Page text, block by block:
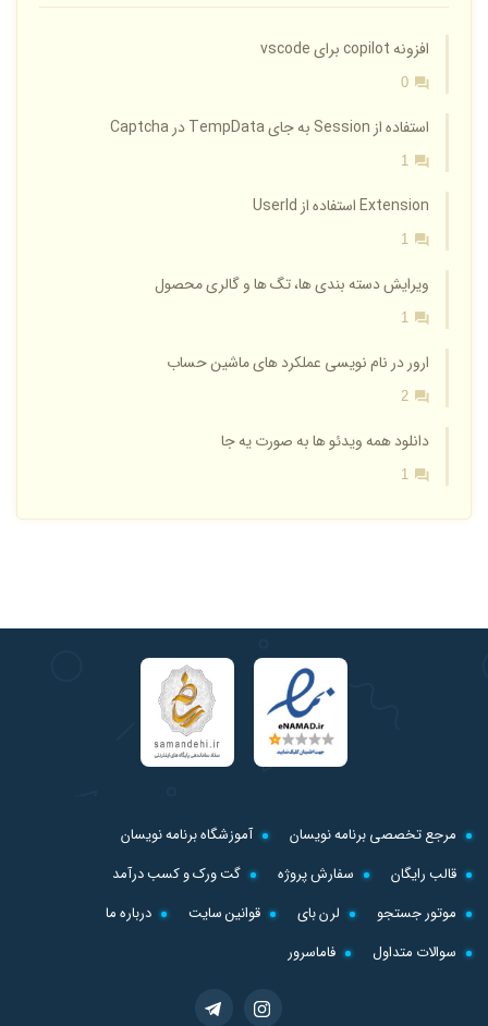
افزونه copilot برای vscode
0
استفاده از Session به جای TempData در Captcha
1
Extension استفاده از UserId
1
ویرایش دسته بندی ها، تگ ها و گالری محصول
1
ارور در نام نویسی عملکرد های ماشین حساب
2
دانلود همه ویدئو ها به صورت یه جا
1
مرجع تخصصی برنامه نویسان
آموزشگاه برنامه نویسان
قالب رایگان
سفارش پروژه
گت ورک و کسب درآمد
موتور جستجو
لرن بای قوانین سایت
درباره ما
سوالات متداول
فاماسرور